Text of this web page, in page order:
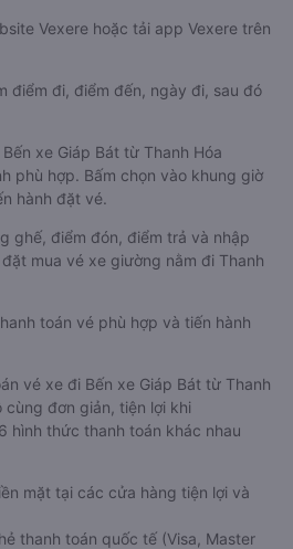
Vexere hoặc tải app Vexere trên
điểm đi, điểm đến, ngày đi, sau đó
xe Giáp Bát từ Thanh Hóa
phù hợp. Bấm chọn vào khung giờ
hành đặt vé.
ghế, điểm đón, điểm trả và nhập
mua vé xe giường nằm đi Thanh
toán vé phù hợp và tiến hành
vé xe đi Bến xe Giáp Bát từ Thanh
đơn giản, tiện lợi khi
hình thức thanh toán khác nhau
mặt tại các cửa hàng tiện lợi và
thanh toán quốc tế (Visa, Master